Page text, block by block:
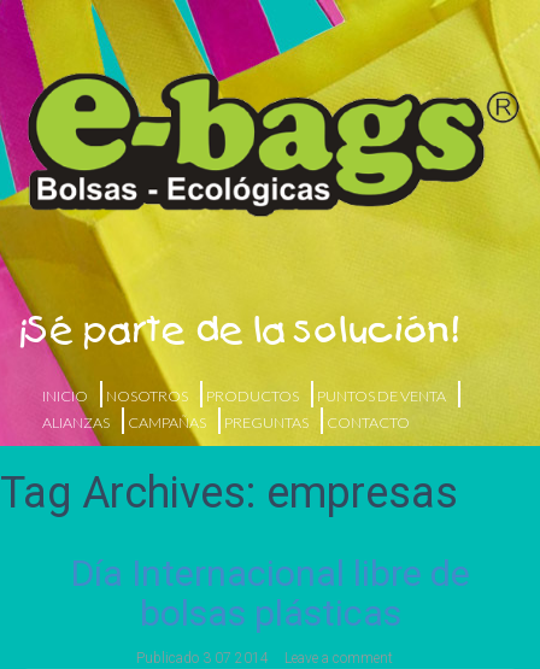
¡Sé parte de la solución!
INICIO NOSOTROS PRODUCTOS
PUNTOS DE VENTA
ALIANZAS
CAMPAÑAS PREGUNTAS CONTACTO
Tag Archives: empresas
Día Internacional libre de
bolsas plásticas
Publicado 3 07 2014 Leave a comment